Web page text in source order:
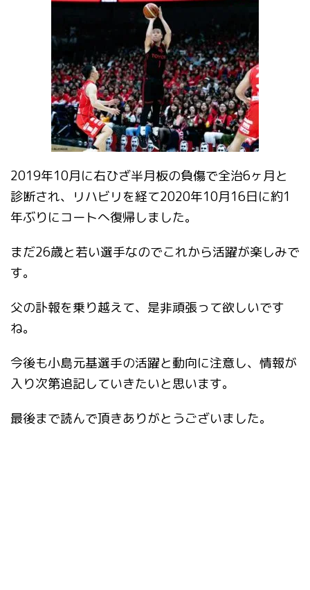
2019年10月に右ひざ半月板の負傷で全治6ヶ月と
診断され、リハビリを経て2020年10月16日に約1
年ぶりにコートへ復帰しました。
まだ26歳と若い選手なのでこれから活躍が楽しみで
す。
父の訃報を乗り越えて、是非頑張って欲しいです
ね。
今後も小島元基選手の活躍と動向に注意し、情報が
入り次第追記していきたいと思います。
最後まで読んで頂きありがとうございました。